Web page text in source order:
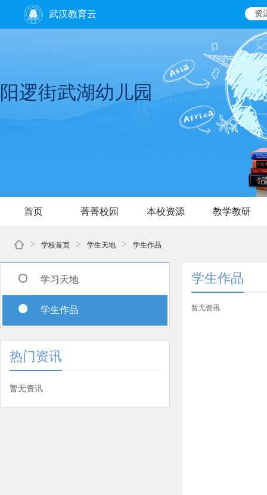
武汉教育云 资
阳逻街武湖幼儿园
首页 菁菁校园 本校资源 教学教研
> 学校首页 > 学生天地 > 学生作品
学习天地
学生作品
热门资讯
暂无资讯
学生作品
暂无资讯